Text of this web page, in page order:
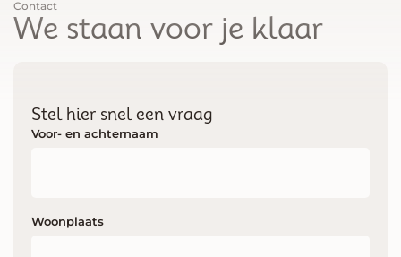
Contact
We staan voor je klaar
Stel hier snel een vraag
Voor- en achternaam
Woonplaats